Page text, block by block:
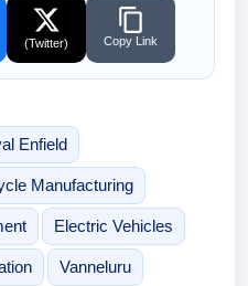
(Twitter) Copy Link
Enfield
Manufacturing
Electric Vehicles
Vanneluru